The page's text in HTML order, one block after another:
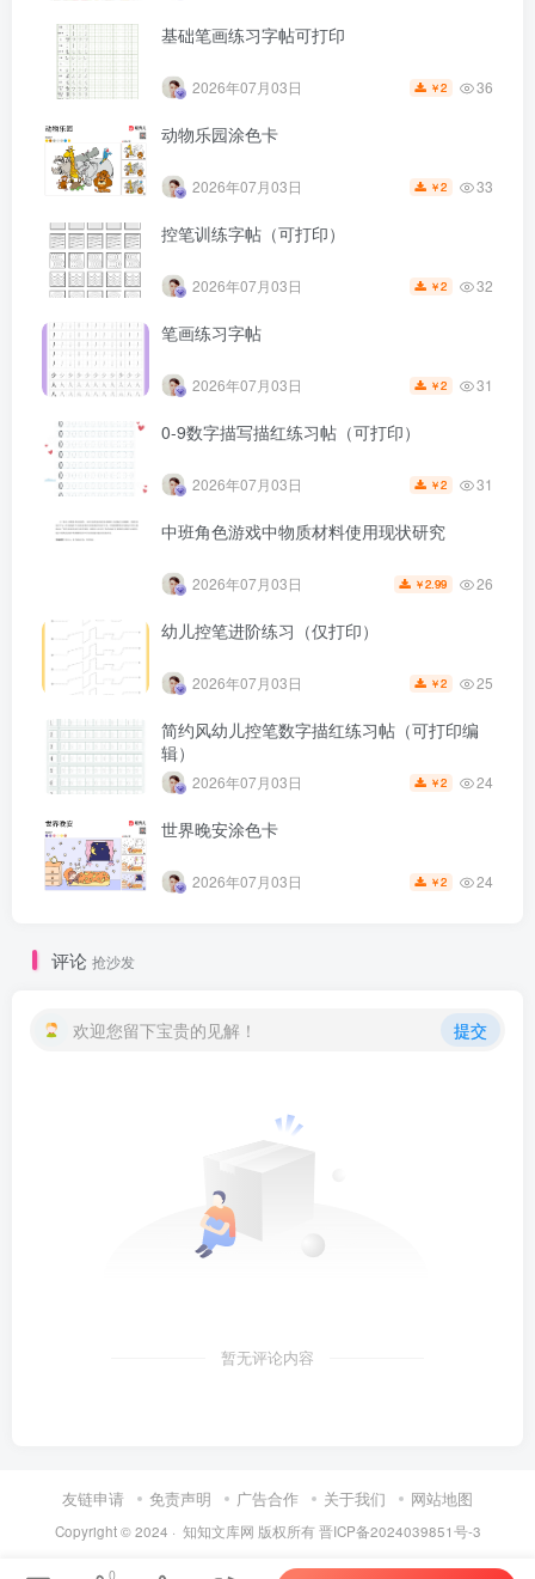
第5页 / 共5页
已完成全部阅读，共 5页
文档主要内容
适用人群：3至6岁幼儿、家长、早教机构教师、幼儿园工作
者
文档核心内容：
本套练习模板以可爱卡通风格设计，包含四个循序渐进的控
笔训练单元，通过描线、连线、画圈等趣味活动，帮助幼儿
所有内容均为黑白线条图，适合直接打印使用，无需彩色墨
水。
可解决的实际问题：
幼儿在正式学写字前常出现握笔不稳、运笔生硬、注意力分
散等问题。这套字帖提供系统化的控笔路径，让孩子在游戏
中自然掌握正确的运笔方向与力度，减少书写挫败感，为后
续汉字书写打下扎实基础。家长和教师无需额外备课，打印
即可开展每日10至15分钟的专注力训练。
幼儿阶段是手部肌肉发育与专注力形成的关键期。许多家长
往往是因为手部小肌肉群力量不足以及视觉追踪能力尚未成
重复描画中自然强化手指控制力。
这套可爱风幼儿控笔训练字帖共分为四个部分，难度逐
步提升。第一部分以短直线、折线为主，配合小动物图案，
所有练习页均采用黑白线条，避免彩色干扰，让孩子聚
基础笔画练习字帖可打印
2026年07月03日 ￥2 36
动物乐园涂色卡
2026年07月03日 ￥2 33
控笔训练字帖（可打印）
2026年07月03日 ￥2 32
笔画练习字帖
2026年07月03日 ￥2 31
0-9数字描写描红练习帖（可打印）
2026年07月03日 ￥2 31
中班角色游戏中物质材料使用现状研究
2026年07月03日 ￥2.99 26
幼儿控笔进阶练习（仅打印）
2026年07月03日 ￥2 25
简约风幼儿控笔数字描红练习帖（可打印编
辑）
2026年07月03日 ￥2 24
世界晚安涂色卡
2026年07月03日 ￥2 24
评论 抢沙发
欢迎您留下宝贵的见解！ 提交
暂无评论内容
友链申请 免责声明 广告合作 关于我们 网站地图
Copyright © 2024 · 知知文库网 版权所有晋ICP备2024039851号-3
0